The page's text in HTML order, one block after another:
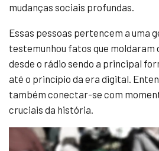
mudanças sociais profundas.
Essas pessoas pertencem a uma
testemunhou fatos que moldaram
desde o rádio sendo a principal
até o princípio da era digital.
também conectar-se com
cruciais da história.